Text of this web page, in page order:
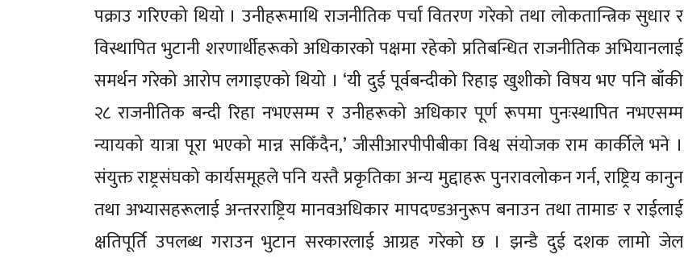
पक्राउ गरिएको थियो । उनीहरूमाथि राजनीतिक पर्चा वितरण गरेको तथा लोकतान्त्रिक सुधार र
विस्थापित भुटानी शरणार्थीहरूको अधिकारको पक्षमा रहेको प्रतिबन्धित राजनीतिक अभियानलाई
समर्थन गरेको आरोप लगाइएको थियो । ‘यी दुई पूर्वबन्दीको रिहाइ खुशीको विषय भए पनि बाँकी
२८ राजनीतिक बन्दी रिहा नभएसम्म र उनीहरूको अधिकार पूर्ण रूपमा पुनःस्थापित नभएसम्म
न्यायको यात्रा पूरा भएको मान्न सकिँदैन,’ जीसीआरपीपीबीका विश्व संयोजक राम कार्कीले भने ।
संयुक्त राष्ट्रसंघको कार्यसमूहले पनि यस्तै प्रकृतिका अन्य मुद्दाहरू पुनरावलोकन गर्न, राष्ट्रिय कानुन
तथा अभ्यासहरूलाई अन्तरराष्ट्रिय मानवअधिकार मापदण्डअनुरूप बनाउन तथा तामाङ र राईलाई
क्षतिपूर्ति उपलब्ध गराउन भुटान सरकारलाई आग्रह गरेको छ । झन्डै दुई दशक लामो जेल